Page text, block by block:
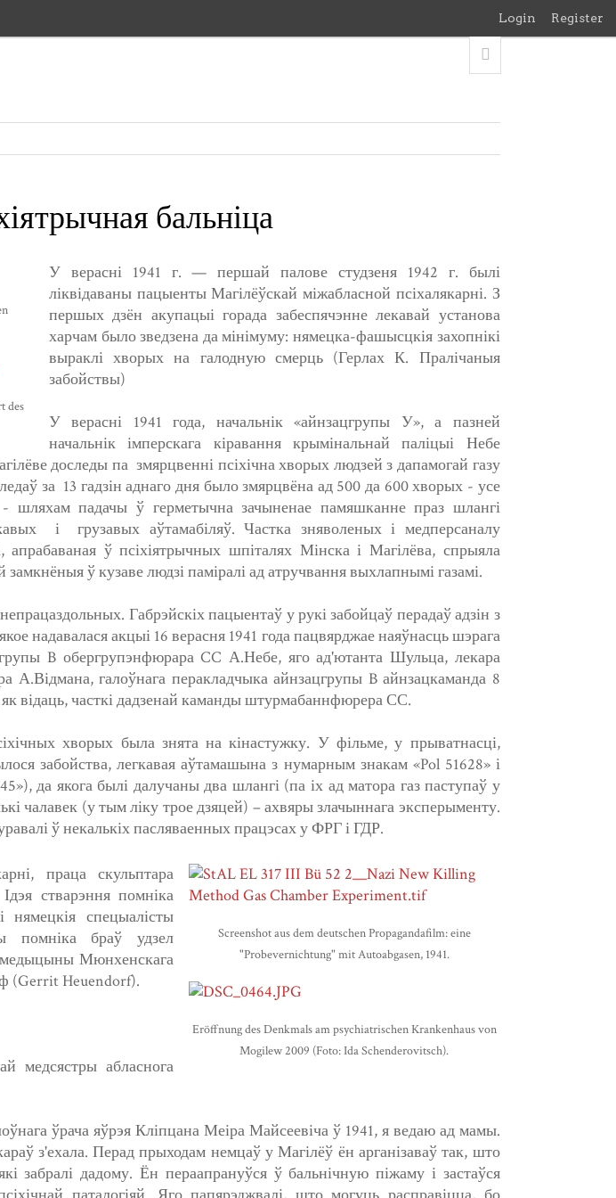
Login Register
бальніца
des
У верасні 1941 г. — першай палове студзеня 1942 г. былі
ліквідаваны пацыенты Магілёўскай міжабласной псіхалякарні. З
першых дзён акупацыі горада забеспячэнне лекавай установа
харчам было зведзена да мінімуму: нямецка-фашысцкія захопнікі
выраклі хворых на галодную смерць (Герлах К. Пралічаныя
забойствы)
У верасні 1941 года, начальнік «айнзацгрупы У», а пазней
начальнік імперскага кіравання крымінальнай паліцыі Небе
доследы па змярцвенні псіхічна хворых людзей з дапамогай газу
за 13 гадзін аднаго дня было змярцвёна ад 500 да 600 хворых - усе
- шляхам падачы ў герметычна зачыненае памяшканне праз шлангі
і грузавых аўтамабіляў. Частка зняволеных і медперсаналу
апрабаваная ў псіхіятрычных шпіталях Мінска і Магілёва, спрыяла
ў кузаве людзі паміралі ад атручвання выхлапнымі газамі.
Габрэйскіх пацыентаў у рукі забойцаў перадаў адзін з
надавалася акцыі 16 верасня 1941 года пацвярджае наяўнасць шэрага
B обергрупэнфюрара CC А.Небе, яго ад'ютанта Шульца, лекара
А.Відмана, галоўнага перакладчыка айнзацгрупы B айнзацкаманда 8
відаць, часткі дадзенай каманды штурмабаннфюрера СС.
хворых была знята на кінастужку. У фільме, у прыватнасці,
забойства, легкавая аўтамашына з нумарным знакам «Pol 51628» і
да якога былі далучаны два шлангі (па іх ад матора газ паступаў у
чалавек (у тым ліку трое дзяцей) – ахвяры злачыннага эксперыменту.
ў некалькіх пасляваенных працэсах у ФРГ і ГДР.
Screenshot aus dem deutschen Propagandafilm: eine
"Probevernichtung" mit Autoabgasen, 1941.
Eröffnung des Denkmals am psychiatrischen Krankenhaus von
Mogilew 2009 (Foto: Ida Schenderovitsch).
праца скульптара
стварэння помніка
нямецкія спецыалісты
помніка браў удзел
медыцыны Мюнхенскага
(Gerrit Heuendorf).
медсястры абласнога
ўрача яўрэя Кліпцана Меіра Майсеевіча ў 1941, я ведаю ад мамы.
з'ехала. Перад прыходам немцаў у Магілёў ён арганізаваў так, што
забралі дадому. Ён пераапрануўся ў бальнічную піжаму і застаўся